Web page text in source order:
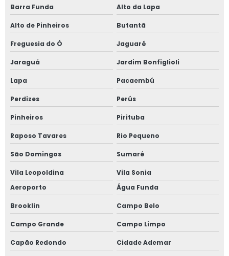
Janela de alumínio anti ruído com vidro duplo
Janela de alumínio anti ruído com vidro fumê
Janela de alumínio sob medida
Janela de alumínio sobreposta em são paulo
Janela de alumínio sobreposta em sp
Janela em aluminio vidro duplo
Janela anti barulho
Janela anti barulho para residências
Janela anti ruído sobrepor
Janela anti ruído de sobrepor slim
Barra Funda Alto da Lapa
Alto de Pinheiros Butantã
Freguesia do Ó Jaguaré
Jaraguá Jardim Bonfiglioli
Lapa Pacaembú
Perdizes Perús
Pinheiros Pirituba
Raposo Tavares Rio Pequeno
São Domingos Sumaré
Vila Leopoldina
Vila Sonia
Aeroporto
Água Funda
Brooklin Campo Belo
Campo Grande Campo Limpo
Capão Redondo Cidade Ademar